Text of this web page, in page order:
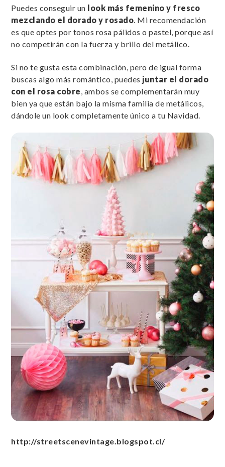
Puedes conseguir un look más femenino y fresco
mezclando el dorado y rosado . Mi recomendación
es que optes por tonos rosa pálidos o pastel, porque así
no competirán con la fuerza y brillo del metálico.
Si no te gusta esta combinación, pero de igual forma
buscas algo más romántico, puedes juntar el dorado
con el rosa cobre , ambos se complementarán muy
bien ya que están bajo la misma familia de metálicos,
dándole un look completamente único a tu Navidad.
http://streetscenevintage.blogspot.cl/